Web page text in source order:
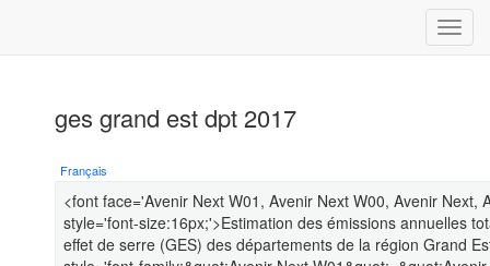
ges grand est dpt 2017
Français
<font face='Avenir Next W01, Avenir Next W00, Avenir Next,
style='font-size:16px;'>Estimation des émissions annuelles
effet de serre (GES) des départements de la région Grand